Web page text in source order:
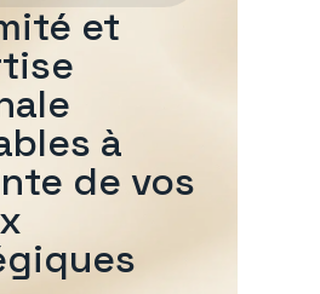
et
à
de vos